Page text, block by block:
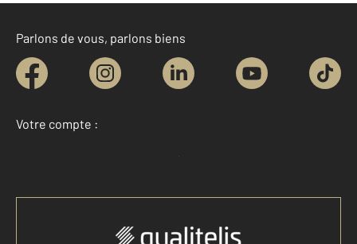
Parlons de vous, parlons biens
Votre compte :
Accéder à mon compte